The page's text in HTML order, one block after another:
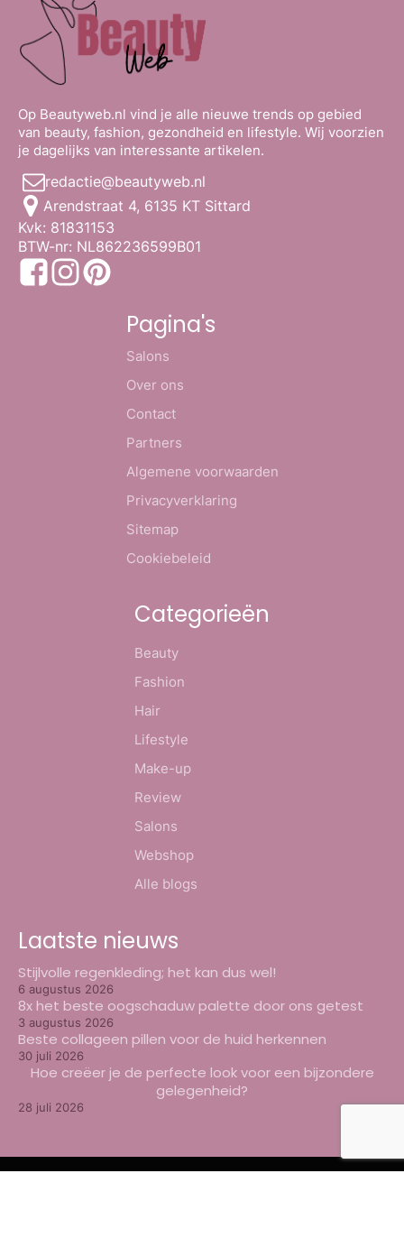
Op Beautyweb.nl vind je alle nieuwe trends op gebied
van beauty, fashion, gezondheid en lifestyle. Wij voorzien
je dagelijks van interessante artikelen.
redactie@beautyweb.nl
Arendstraat 4, 6135 KT Sittard
Kvk: 81831153
BTW-nr: NL862236599B01
Pagina's
Salons
Over ons
Contact
Partners
Algemene voorwaarden
Privacyverklaring
Sitemap
Cookiebeleid
Categorieën
Beauty
Fashion
Hair
Lifestyle
Make-up
Review
Salons
Webshop
Alle blogs
Laatste nieuws
Stijlvolle regenkleding; het kan dus wel!
6 augustus 2026
8x het beste oogschaduw palette door ons getest
3 augustus 2026
Beste collageen pillen voor de huid herkennen
30 juli 2026
Hoe creëer je de perfecte look voor een bijzondere
gelegenheid?
28 juli 2026